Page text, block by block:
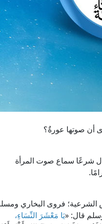
أن صوتها عورةٌ؟
شرعًا سماع صوت المرأة
فروى البخاري
قال: «يَا مَعْشَرَ النِّسَاءِ،